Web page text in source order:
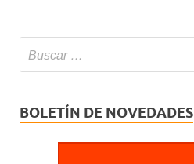
BOLETÍN DE NOVEDADES